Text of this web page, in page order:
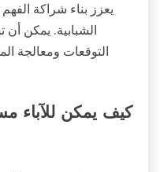
يعزز بناء شراكة
الشبابية. يمكن
التوقعات ومعالجة
كيف يمكن للآباء